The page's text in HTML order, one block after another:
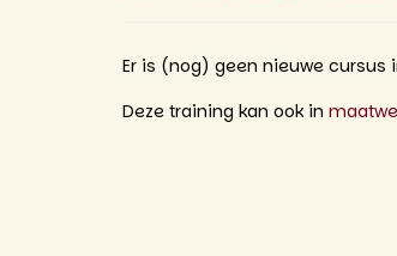
Er is (nog) geen nieuwe cursus
Deze training kan ook in